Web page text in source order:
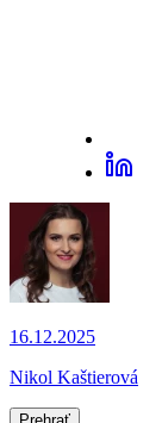
16.12.2025
Nikol Kaštierová